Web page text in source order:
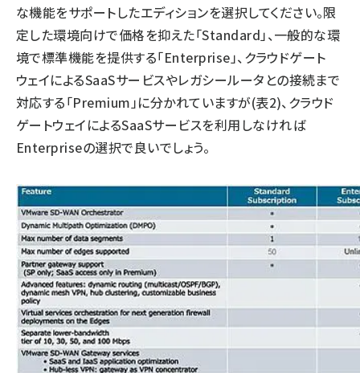
な機能をサポートしたエディションを選択してください。限
定した環境向けで価格を抑えた「Standard」、一般的な環
境で標準機能を提供する「Enterprise」、クラウドゲート
ウェイによるSaaSサービスやレガシールータとの接続まで
対応する「Premium」に分かれていますが(表2)、クラウド
ゲートウェイによるSaaSサービスを利用しなければ
Enterpriseの選択で良いでしょう。